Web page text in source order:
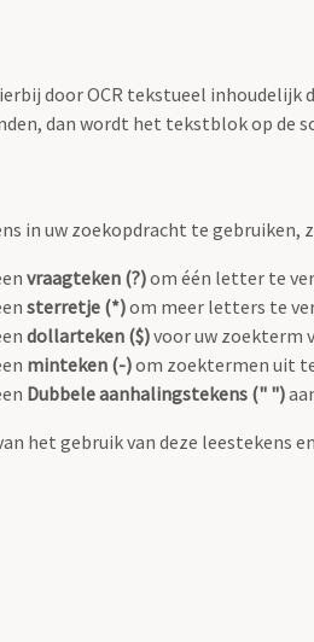
door OCR tekstueel
dan wordt het tekstblok op de
in uw zoekopdracht te gebruiken,
vraagteken (?)om één letter te
sterretje (*)om meer letters te
dollarteken ($)voor uw zoekterm
minteken (-)om zoektermen uit
Dubbele aanhalingstekens (" ")
het gebruik van deze leestekens